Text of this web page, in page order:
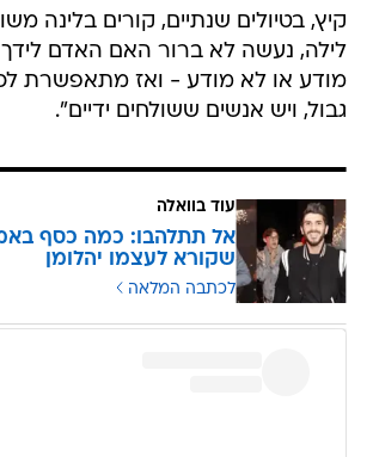
קיץ, בטיולים שנתיים, קורים בלינה
לילה, נעשה לא ברור האם האדם לידך
מודע או לא מודע - ואז מתאפשרת
גבול, ויש אנשים ששולחים ידיים".
עוד בוואלה
אל תתלהבו: כמה כסף
שקורא לעצמו יהלומן
לכתבה המלאה